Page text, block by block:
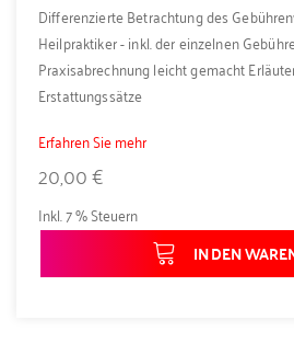
Differenzierte Betrachtung des
Heilpraktiker - inkl. der einzelnen
Praxisabrechnung leicht gemacht
Erstattungssätze
Erfahren Sie mehr
20,00 €
Inkl. 7 % Steuern
IN DEN